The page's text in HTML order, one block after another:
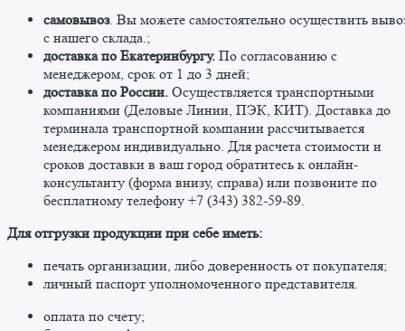
самовывоз. Вы можете самостоятельно осуществить
c нашего склада.;
доставка по Екатеринбургу. По согласованию с
менеджером, срок от 1 до 3 дней;
доставка по России. Осуществляется транспортными
компаниями (Деловые Линии, ПЭК, КИТ). Доставка до
терминала транспортной компании рассчитывается
менеджером индивидуально. Для расчета стоимости и
сроков доставки в ваш город обратитесь к онлайн-
консультанту (форма внизу, справа) или позвоните по
бесплатному телефону +7 (343) 382-59-89. ​
​Для отгрузки продукции при себе иметь:
печать организации, либо доверенность от покупателя;
личный паспорт уполномоченного представителя.
оплата по счету;